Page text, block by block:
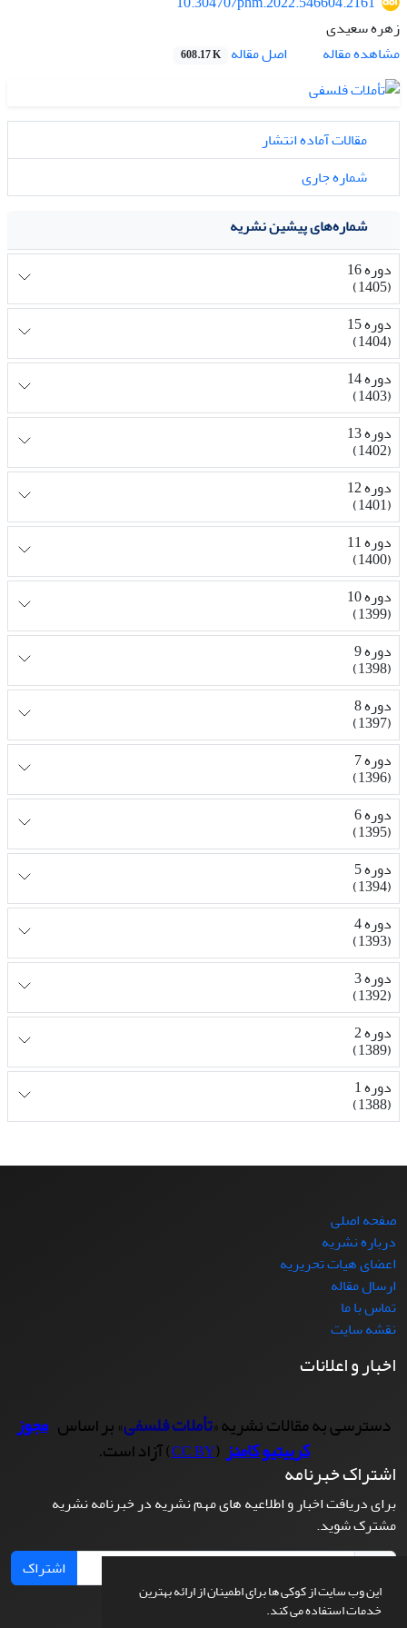
این وب سایت از کوکی ها برای اطمینان از ارائه بهترین
خدمات استفاده می کند.
زهره سعیدی
مشاهده مقاله
اصل مقاله 608.17 K
مقالات آماده انتشار
شماره جاری
شماره‌های پیشین نشریه
دوره 16
(1405)
دوره 15
(1404)
دوره 14
(1403)
دوره 13
(1402)
دوره 12
(1401)
دوره 11
(1400)
دوره 10
(1399)
دوره 9
(1398)
دوره 8
(1397)
دوره 7
(1396)
دوره 6
(1395)
دوره 5
(1394)
دوره 4
(1393)
دوره 3
(1392)
دوره 2
(1389)
دوره 1
(1388)
صفحه اصلی
درباره نشریه
اعضای هیات تحریریه
ارسال مقاله
تماس با ما
نقشه سایت
اخبار و اعلانات
دسترسی به مقالات نشریه «تأملات فلسفی» بر اساس مجوز
کرییتیو کامنز(
CC BY) آزاد است.
اشتراک خبرنامه
برای دریافت اخبار و اطلاعیه های مهم نشریه در خبرنامه نشریه
مشترک شوید.
اشتراک